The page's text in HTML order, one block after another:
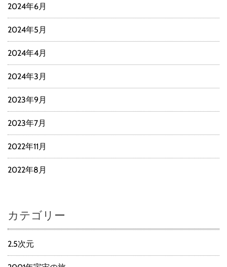
2024年6月
2024年5月
2024年4月
2024年3月
2023年9月
2023年7月
2022年11月
2022年8月
カテゴリー
2.5次元